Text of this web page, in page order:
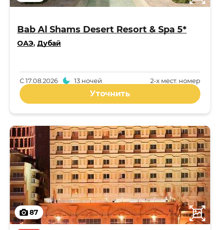
Bab Al Shams Desert Resort & Spa 5*
ОАЭ, Дубай
2-x мест. номер
С17.08.2026 13 ночей
Уточнить
87